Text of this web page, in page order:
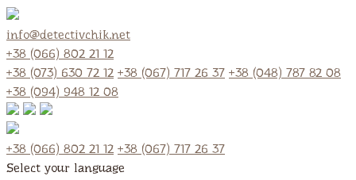
info@detectivchik.net
+38 (066) 802 21 12
+38 (073) 630 72 12 +38 (067) 717 26 37 +38 (048) 787 82 08
+38 (094) 948 12 08
+38 (066) 802 21 12 +38 (067) 717 26 37
Select your language